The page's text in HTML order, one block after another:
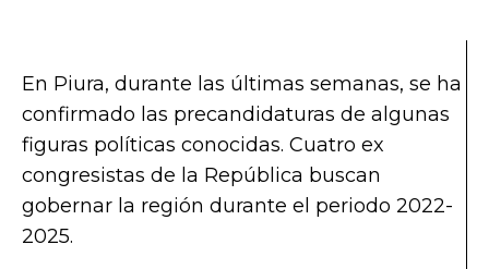
En Piura, durante las últimas semanas, se ha
confirmado las precandidaturas de algunas
figuras políticas conocidas. Cuatro ex
congresistas de la República buscan
gobernar la región durante el periodo 2022-
2025.